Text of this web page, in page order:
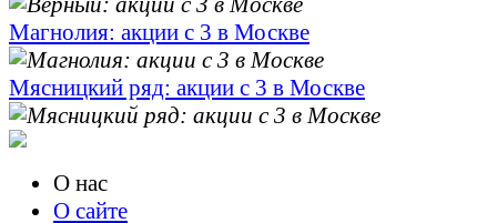
Магнолия: акции с 3 в Москве
Мясницкий ряд: акции с 3 в Москве
О нас
О сайте